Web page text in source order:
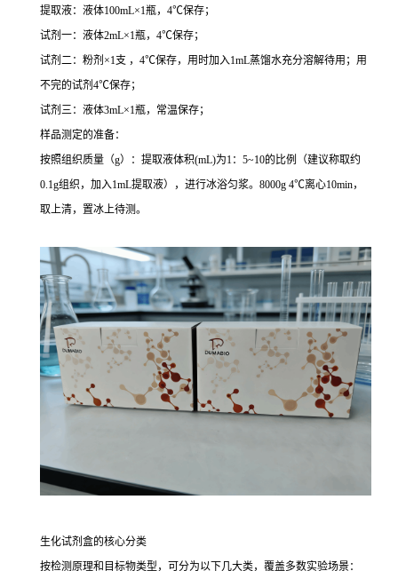
提取液：液体100mL×1瓶，4℃保存；
试剂一：液体2mL×1瓶，4℃保存；
试剂二：粉剂×1支 ，4℃保存，用时加入1mL蒸馏水充分溶解待用；用
不完的试剂4℃保存；
试剂三：液体3mL×1瓶，常温保存；
样品测定的准备：
按照组织质量（g）：提取液体积(mL)为1：5~10的比例（建议称取约
0.1g组织，加入1mL提取液），进行冰浴匀浆。8000g 4℃离心10min，
取上清，置冰上待测。
生化试剂盒的核心分类
按检测原理和目标物类型，可分为以下几大类，覆盖多数实验场景：